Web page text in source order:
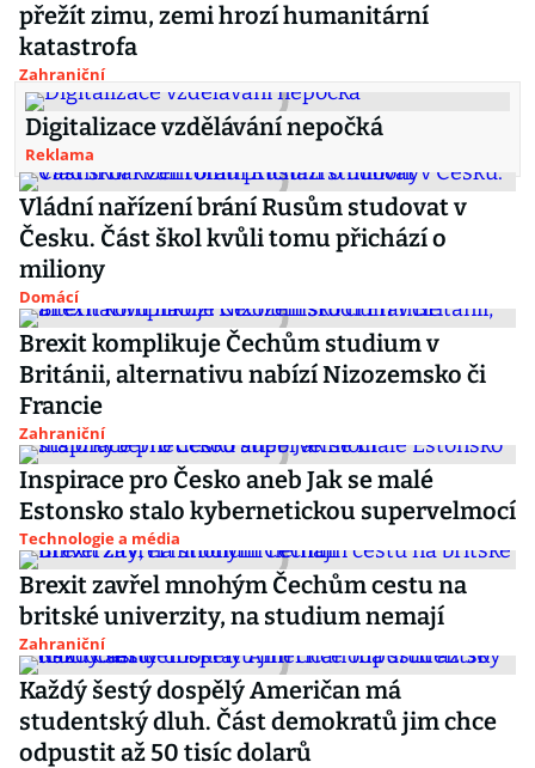
přežít zimu, zemi hrozí humanitární
katastrofa
Zahraniční
Digitalizace vzdělávání nepočká
Reklama
Vládní nařízení brání Rusům studovat v
Česku. Část škol kvůli tomu přichází o
miliony
Domácí
Brexit komplikuje Čechům studium v
Británii, alternativu nabízí Nizozemsko či
Francie
Zahraniční
Inspirace pro Česko aneb Jak se malé
Estonsko stalo kybernetickou supervelmocí
Technologie a média
Brexit zavřel mnohým Čechům cestu na
britské univerzity, na studium nemají
Zahraniční
Každý šestý dospělý Američan má
studentský dluh. Část demokratů jim chce
odpustit až 50 tisíc dolarů